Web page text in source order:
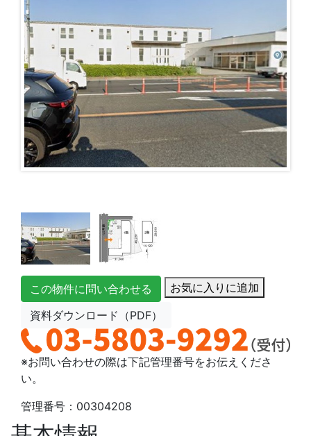
この物件に問い合わせる
お気に入りに追加
資料ダウンロード（PDF）
※お問い合わせの際は下記管理番号をお伝えくださ
い。
管理番号：00304208